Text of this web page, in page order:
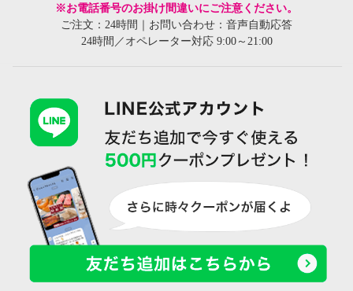
※お電話番号のお掛け間違いにご注意ください。
ご注文：24時間｜お問い合わせ：音声自動応答
24時間／オペレーター対応 9:00～21:00